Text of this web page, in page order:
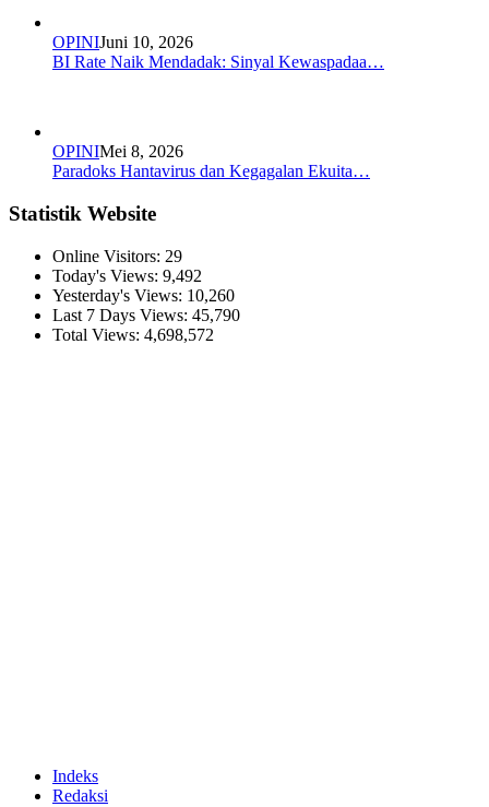
OPINIJuni 10, 2026
BI Rate Naik Mendadak: Sinyal Kewaspadaa…
OPINIMei 8, 2026
Paradoks Hantavirus dan Kegagalan Ekuita…
Statistik Website
Online Visitors: 29
Today's Views: 9,492
Yesterday's Views: 10,260
Last 7 Days Views: 45,790
Total Views: 4,698,572
Indeks
Redaksi